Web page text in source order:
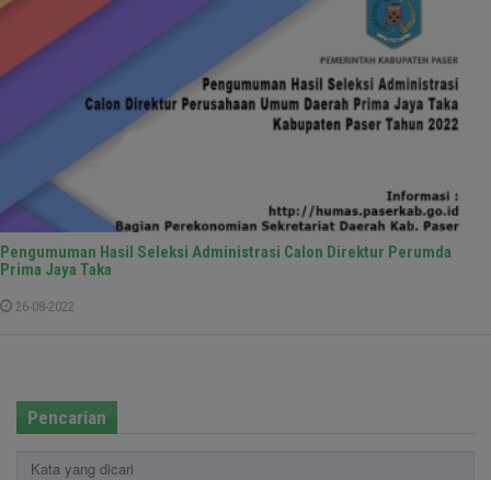
Pengumuman Hasil Seleksi Administrasi Calon Direktur Perumda
Prima Jaya Taka
26-08-2022
Pencarian